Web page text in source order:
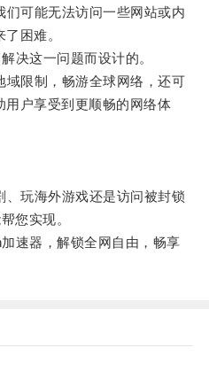
可能无法访问一些网站或内
困难。
这一问题而设计的。
限制，畅游全球网络，还可
用户享受到更顺畅的网络体
玩海外游戏还是访问被封锁
您实现。
器，解锁全网自由，畅享